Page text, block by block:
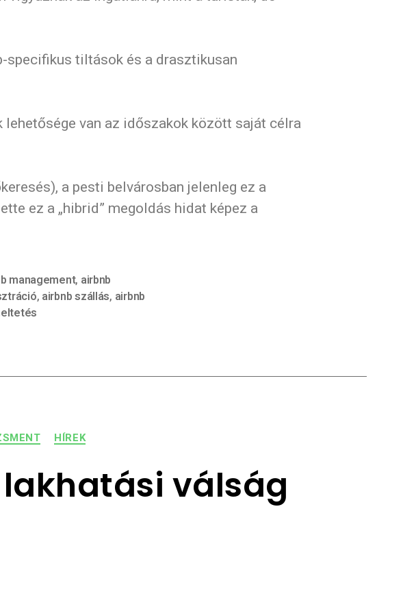
specifikus tiltások és a drasztikusan
van az időszakok között saját célra
a pesti belvárosban jelenleg ez a
ez a „hibrid” megoldás hidat képez a
management, airbnb
, airbnb szállás, airbnb
HÍREK
válság